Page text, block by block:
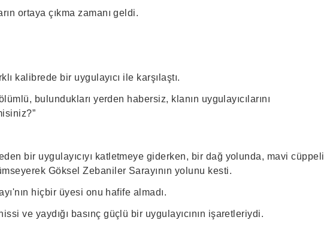
ortaya çıkma zamanı geldi.
kalibrede bir uygulayıcı ile karşılaştı.
bulundukları yerden habersiz, klanın uygulayıcılarını
bir uygulayıcıyı katletmeye giderken, bir dağ yolunda, mavi cüppeli
Göksel Zebaniler Sarayının yolunu kesti.
hiçbir üyesi onu hafife almadı.
ve yaydığı basınç güçlü bir uygulayıcının işaretleriydi.